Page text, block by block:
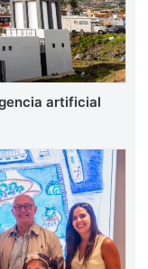
artificial